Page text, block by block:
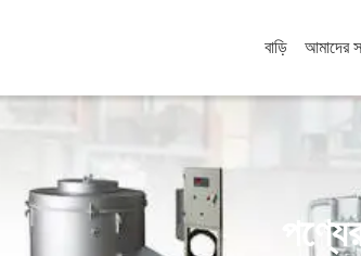
বাড়ি আমাদের